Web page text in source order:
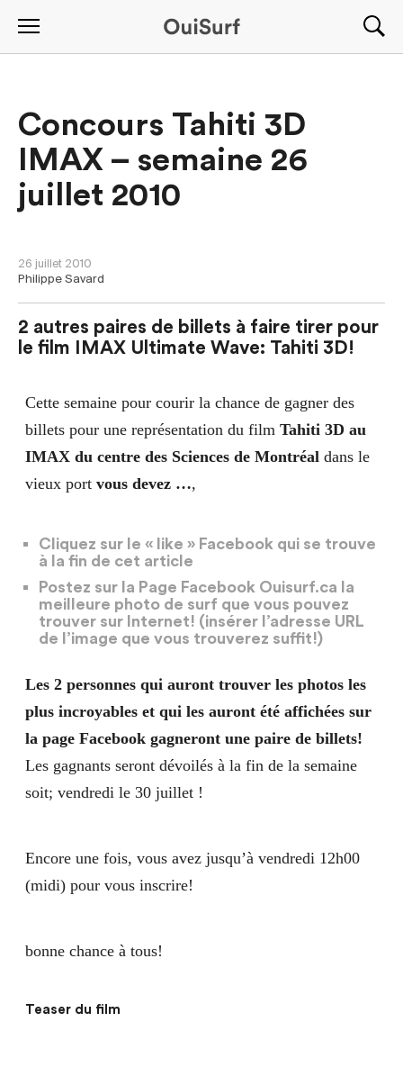
Concours Tahiti 3D
IMAX – semaine 26
juillet 2010
26 juillet 2010
Philippe Savard
2 autres paires de billets à faire tirer pour
le film IMAX Ultimate Wave: Tahiti 3D!
Cette semaine pour courir la chance de gagner des
billets pour une représentation du film Tahiti 3D au
IMAX du centre des Sciences de Montréal dans le
vieux port vous devez …,
Cliquez sur le « like » Facebook qui se trouve
à la fin de cet article
Postez sur la Page Facebook Ouisurf.ca la
meilleure photo de surf que vous pouvez
trouver sur Internet! (insérer l’adresse URL
de l’image que vous trouverez suffit!)
Les 2 personnes qui auront trouver les photos les
plus incroyables et qui les auront été affichées sur
la page Facebook gagneront une paire de billets!
Les gagnants seront dévoilés à la fin de la semaine
soit; vendredi le 30 juillet !
Encore une fois, vous avez jusqu’à vendredi 12h00
(midi) pour vous inscrire!
bonne chance à tous!
Teaser du film